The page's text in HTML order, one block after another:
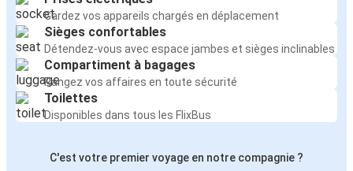
Gardez vos appareils chargés en déplacement
Sièges confortables
Détendez-vous avec espace jambes et sièges inclinables
Compartiment à bagages
Rangez vos affaires en toute sécurité
Toilettes
Disponibles dans tous les FlixBus
C'est votre premier voyage en notre compagnie ?